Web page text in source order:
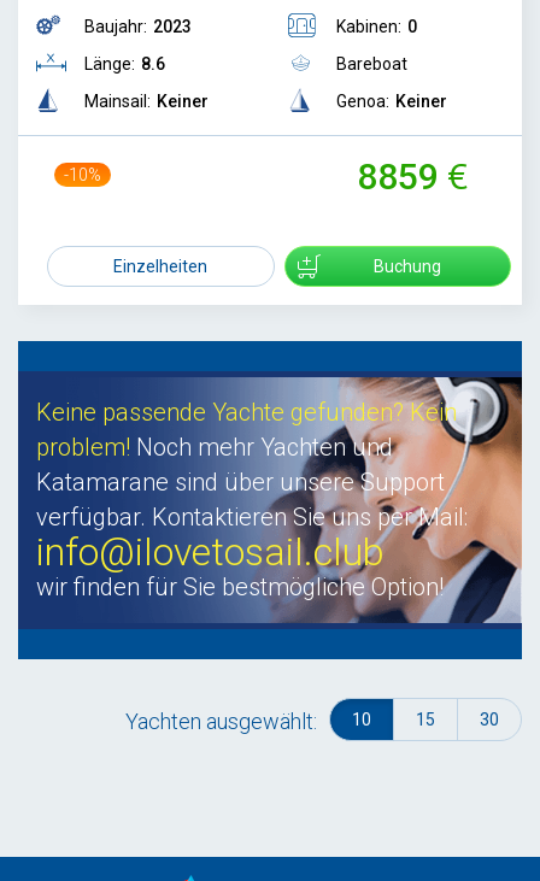
Baujahr: 2023
Länge: 8.6
Mainsail: Keiner
Kabinen: 0
Bareboat
Genoa: Keiner
-10% 8859
Einzelheiten Buchung
Keine passende Yachte gefunden? Kein
problem! Noch mehr Yachten und
Katamarane sind über unsere Support
verfügbar. Kontaktieren Sie uns per Mail:
info@ilovetosail.club
wir finden für Sie bestmögliche Option!
Yachten ausgewählt: 10 15 30